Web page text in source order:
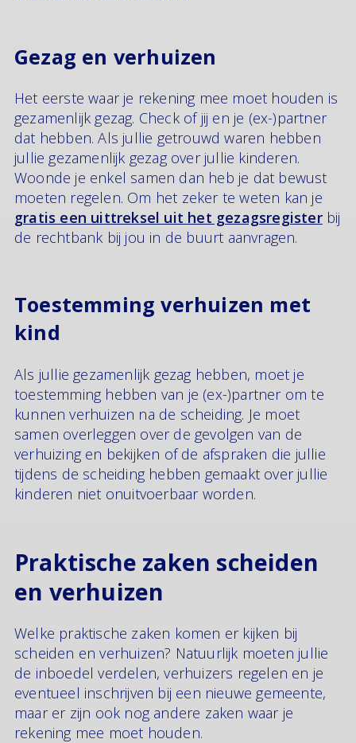
Gezag en verhuizen
Het eerste waar je rekening mee moet houden is
gezamenlijk gezag. Check of jij en je (ex-)partner
dat hebben. Als jullie getrouwd waren hebben
jullie gezamenlijk gezag over jullie kinderen.
Woonde je enkel samen dan heb je dat bewust
moeten regelen. Om het zeker te weten kan je
gratis een uittreksel uit het gezagsregisterbij
de rechtbank bij jou in de buurt aanvragen.
Toestemming verhuizen met
kind
Als jullie gezamenlijk gezag hebben, moet je
toestemming hebben van je (ex-)partner om te
kunnen verhuizen na de scheiding. Je moet
samen overleggen over de gevolgen van de
verhuizing en bekijken of de afspraken die jullie
tijdens de scheiding hebben gemaakt over jullie
kinderen niet onuitvoerbaar worden.
Praktische zaken scheiden
en verhuizen
Welke praktische zaken komen er kijken bij
scheiden en verhuizen? Natuurlijk moeten jullie
de inboedel verdelen, verhuizers regelen en je
eventueel inschrijven bij een nieuwe gemeente,
maar er zijn ook nog andere zaken waar je
rekening mee moet houden.